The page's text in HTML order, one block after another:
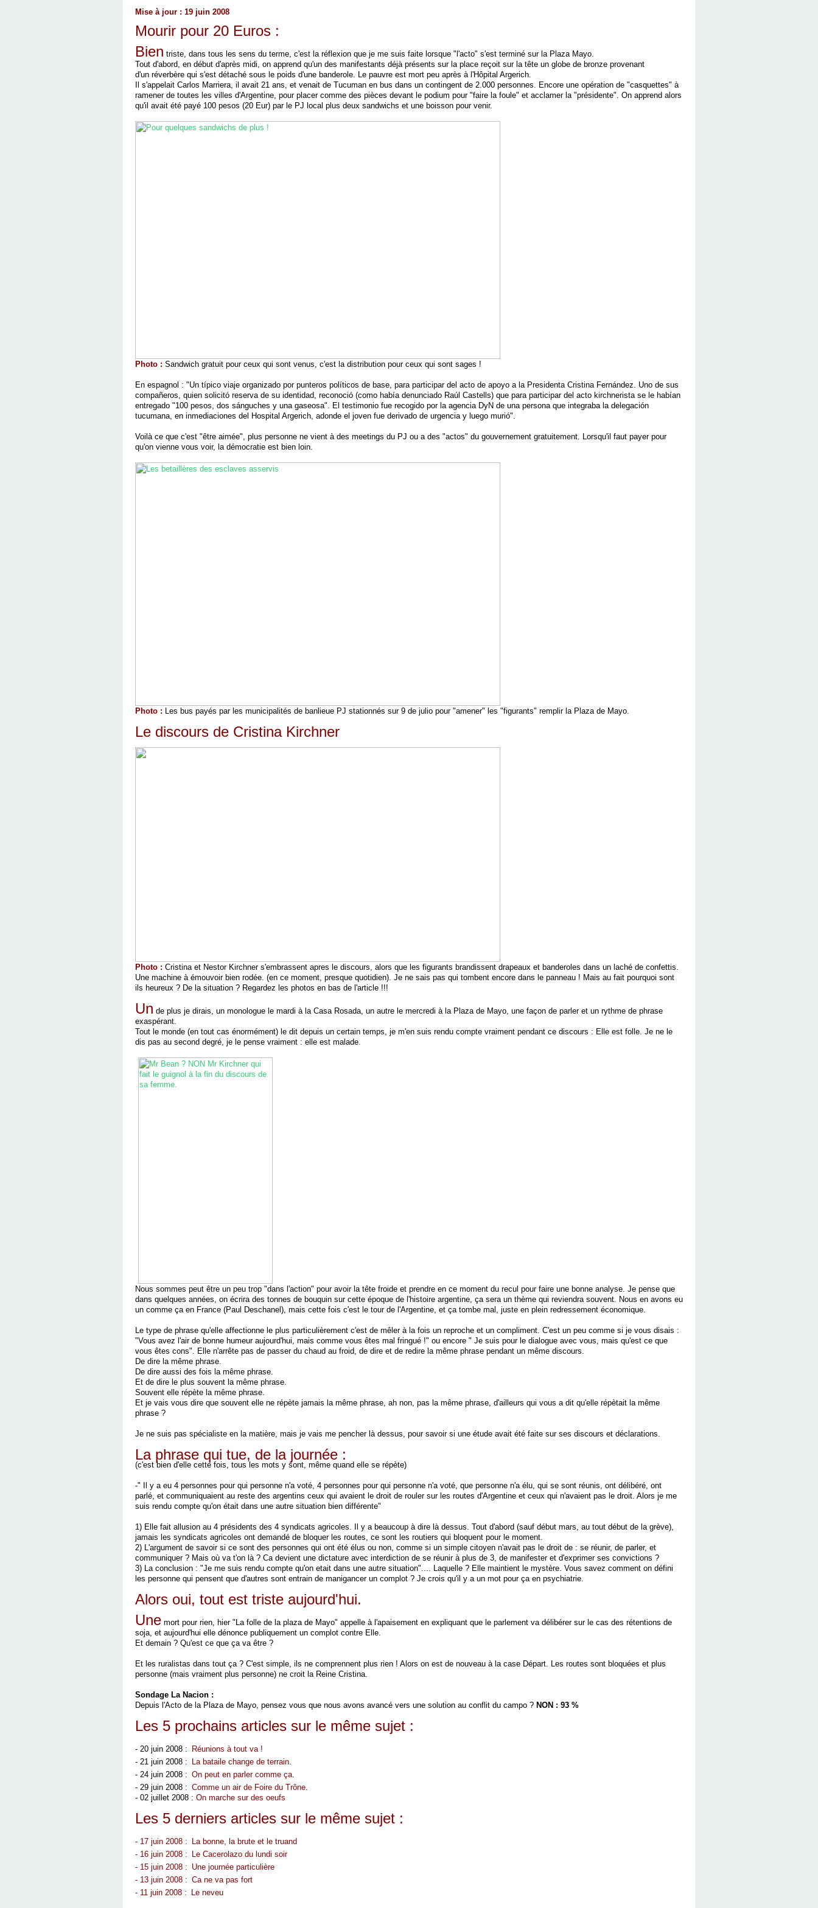
Mise à jour : 19 juin 2008
Mourir pour 20 Euros :
Bien triste, dans tous les sens du terme, c'est la réflexion que je me suis faite lorsque "l'acto" s'est terminé sur la Plaza Mayo.
Tout d'abord, en début d'après midi, on apprend qu'un des manifestants déjà présents sur la place reçoit sur la tête un globe de bronze provenant
d'un réverbère qui s'est détaché sous le poids d'une banderole. Le pauvre est mort peu après à l'Hôpital Argerich.
Il s'appelait Carlos Marriera, il avait 21 ans, et venait de Tucuman en bus dans un contingent de 2.000 personnes. Encore une opération de "casquettes" à
ramener de toutes les villes d'Argentine, pour placer comme des pièces devant le podium pour "faire la foule" et acclamer la "présidente". On apprend alors
qu'il avait été payé 100 pesos (20 Eur) par le PJ local plus deux sandwichs et une boisson pour venir.
Photo : Sandwich gratuit pour ceux qui sont venus, c'est la distribution pour ceux qui sont sages !
En espagnol : "Un típico viaje organizado por punteros políticos de base, para participar del acto de apoyo a la Presidenta Cristina Fernández. Uno de sus
compañeros, quien solicitó reserva de su identidad, reconoció (como había denunciado Raúl Castells) que para participar del acto kirchnerista se le habían
entregado "100 pesos, dos sánguches y una gaseosa". El testimonio fue recogido por la agencia DyN de una persona que integraba la delegación
tucumana, en inmediaciones del Hospital Argerich, adonde el joven fue derivado de urgencia y luego murió".
Voilà ce que c'est "être aimée", plus personne ne vient à des meetings du PJ ou a des "actos" du gouvernement gratuitement. Lorsqu'il faut payer pour
qu'on vienne vous voir, la démocratie est bien loin.
Photo : Les bus payés par les municipalités de banlieue PJ stationnés sur 9 de julio pour "amener" les "figurants" remplir la Plaza de Mayo.
Le discours de Cristina Kirchner
Photo : Cristina et Nestor Kirchner s'embrassent apres le discours, alors que les figurants brandissent drapeaux et banderoles dans un laché de confettis.
Une machine à émouvoir bien rodée. (en ce moment, presque quotidien). Je ne sais pas qui tombent encore dans le panneau ! Mais au fait pourquoi sont
ils heureux ? De la situation ? Regardez les photos en bas de l'article !!!
Un de plus je dirais, un monologue le mardi à la Casa Rosada, un autre le mercredi à la Plaza de Mayo, une façon de parler et un rythme de phrase
exaspérant.
Tout le monde (en tout cas énormément) le dit depuis un certain temps, je m'en suis rendu compte vraiment pendant ce discours : Elle est folle. Je ne le
dis pas au second degré, je le pense vraiment : elle est malade.
Nous sommes peut être un peu trop "dans l'action" pour avoir la tête froide et prendre en ce moment du recul pour faire une bonne analyse. Je pense que
dans quelques années, on écrira des tonnes de bouquin sur cette époque de l'histoire argentine, ça sera un thème qui reviendra souvent. Nous en avons eu
un comme ça en France (Paul Deschanel), mais cette fois c'est le tour de l'Argentine, et ça tombe mal, juste en plein redressement économique.
Le type de phrase qu'elle affectionne le plus particulièrement c'est de mêler à la fois un reproche et un compliment. C'est un peu comme si je vous disais :
"Vous avez l'air de bonne humeur aujourd'hui, mais comme vous êtes mal fringué !" ou encore " Je suis pour le dialogue avec vous, mais qu'est ce que
vous êtes cons". Elle n'arrête pas de passer du chaud au froid, de dire et de redire la même phrase pendant un même discours.
De dire la même phrase.
De dire aussi des fois la même phrase.
Et de dire le plus souvent la même phrase.
Souvent elle répète la même phrase.
Et je vais vous dire que souvent elle ne répète jamais la même phrase, ah non, pas la même phrase, d'ailleurs qui vous a dit qu'elle répètait la même
phrase ?
Je ne suis pas spécialiste en la matière, mais je vais me pencher là dessus, pour savoir si une étude avait été faite sur ses discours et déclarations.
La phrase qui tue, de la journée :
(c'est bien d'elle cette fois, tous les mots y sont, même quand elle se répète)
-" Il y a eu 4 personnes pour qui personne n'a voté, 4 personnes pour qui personne n'a voté, que personne n'a élu, qui se sont réunis, ont délibéré, ont
parlé, et communiquaient au reste des argentins ceux qui avaient le droit de rouler sur les routes d'Argentine et ceux qui n'avaient pas le droit. Alors je me
suis rendu compte qu'on était dans une autre situation bien différente"
1) Elle fait allusion au 4 présidents des 4 syndicats agricoles. Il y a beaucoup à dire là dessus. Tout d'abord (sauf début mars, au tout début de la grève),
jamais les syndicats agricoles ont demandé de bloquer les routes, ce sont les routiers qui bloquent pour le moment.
2) L'argument de savoir si ce sont des personnes qui ont été élus ou non, comme si un simple citoyen n'avait pas le droit de : se réunir, de parler, et
communiquer ? Mais où va t'on là ? Ca devient une dictature avec interdiction de se réunir à plus de 3, de manifester et d'exprimer ses convictions ?
3) La conclusion : "Je me suis rendu compte qu'on etait dans une autre situation".... Laquelle ? Elle maintient le mystère. Vous savez comment on défini
les personne qui pensent que d'autres sont entrain de manigancer un complot ? Je crois qu'il y a un mot pour ça en psychiatrie.
Alors oui, tout est triste aujourd'hui.
Une mort pour rien, hier "La folle de la plaza de Mayo" appelle à l'apaisement en expliquant que le parlement va délibérer sur le cas des rétentions de
soja, et aujourd'hui elle dénonce publiquement un complot contre Elle.
Et demain ? Qu'est ce que ça va être ?
Et les ruralistas dans tout ça ? C'est simple, ils ne comprennent plus rien ! Alors on est de nouveau à la case Départ. Les routes sont bloquées et plus
personne (mais vraiment plus personne) ne croit la Reine Cristina.
Sondage La Nacion :
Depuis l'Acto de la Plaza de Mayo, pensez vous que nous avons avancé vers une solution au conflit du campo ? NON : 93 %
Les 5 prochains articles sur le même sujet :
- 20 juin 2008 :
Réunions à tout va !
- 21 juin 2008 :
La bataile change de terrain.
- 24 juin 2008 : On peut en parler comme ça.
- 29 juin 2008 : Comme un air de Foire du Trône.
- 02 juillet 2008 : On marche sur des oeufs
Les 5 derniers articles sur le même sujet :
- 17 juin 2008 :
La bonne, la brute et le truand
- 16 juin 2008 :
Le Cacerolazo du lundi soir
- 15 juin 2008 : Une journée particulière
- 13 juin 2008 : Ca ne va pas fort
- 11 juin 2008 :
Le neveu